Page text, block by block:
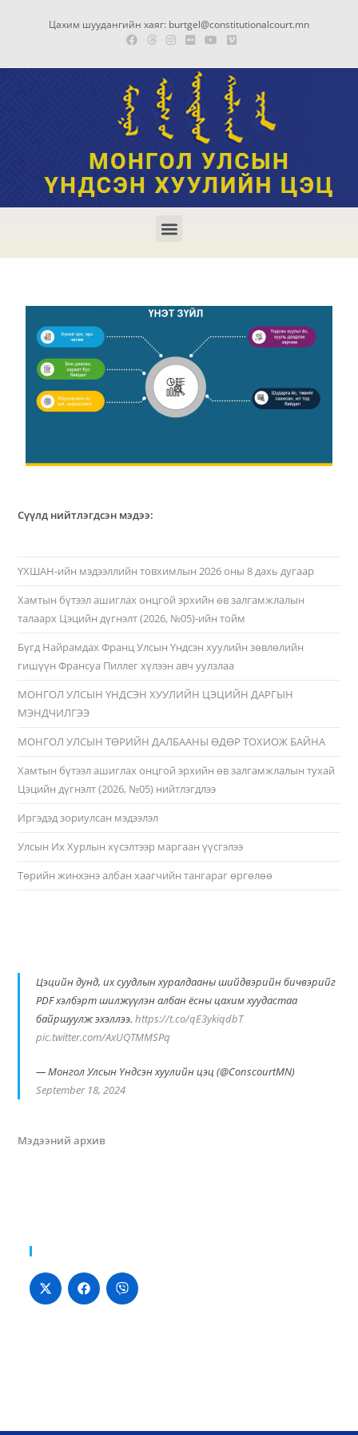
Цахим шуудангийн хаяг: burtgel@constitutionalcourt.mn
Сүүлд нийтлэгдсэн мэдээ:
ҮХШАН-ийн мэдээллийн товхимлын 2026 оны 8 дахь дугаар
Хамтын бүтээл ашиглах онцгой эрхийн өв залгамжлалын
талаарх Цэцийн дүгнэлт (2026, №05)-ийн тойм
Бүгд Найрамдах Франц Улсын Үндсэн хуулийн зөвлөлийн
гишүүн Франсуа Пиллег хүлээн авч уулзлаа
МОНГОЛ УЛСЫН ҮНДСЭН ХУУЛИЙН ЦЭЦИЙН ДАРГЫН
МЭНДЧИЛГЭЭ
МОНГОЛ УЛСЫН ТӨРИЙН ДАЛБААНЫ ӨДӨР ТОХИОЖ БАЙНА
Хамтын бүтээл ашиглах онцгой эрхийн өв залгамжлалын тухай
Цэцийн дүгнэлт (2026, №05) нийтлэгдлээ
Иргэдэд зориулсан мэдээлэл
Улсын Их Хурлын хүсэлтээр маргаан үүсгэлээ
Төрийн жинхэнэ албан хаагчийн тангараг өргөлөө
Цэцийн дунд, их суудлын хуралдааны шийдвэрийн бичвэрийг
PDF хэлбэрт шилжүүлэн албан ёсны цахим хуудастаа
байршуулж эхэллээ.https://t.co/qE3ykiqdbT
pic.twitter.com/AxUQTMMSPq
— Монгол Улсын Үндсэн хуулийн цэц (@ConscourtMN)
September 18, 2024
Мэдээний архив